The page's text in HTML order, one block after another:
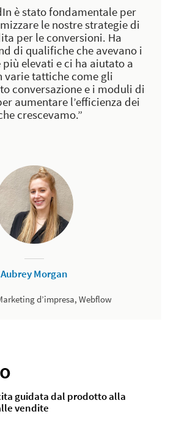
Aubrey Morgan
d’impresa, Webflow
è stato fondamentale per
le nostre strategie di
per le conversioni. Ha
di qualifiche che avevano i
elevati e ci ha aiutato a
varie tattiche come gli
conversazione e i moduli di
aumentare l’efficienza dei
crescevamo.”
guidata dal prodotto alla
vendite